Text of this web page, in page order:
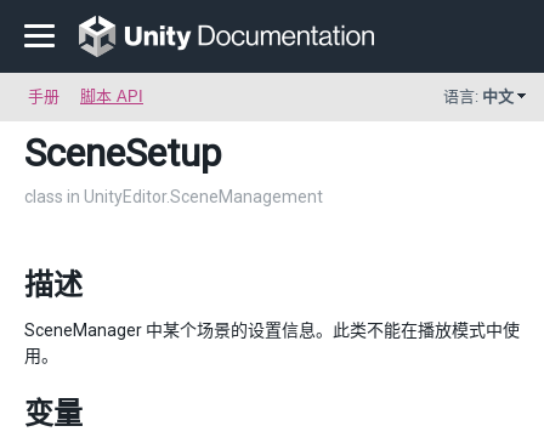
手册 脚本 API 语言: 中文
SceneSetup
class in UnityEditor.SceneManagement
描述
SceneManager 中某个场景的设置信息。此类不能在播放模式中使
用。
变量